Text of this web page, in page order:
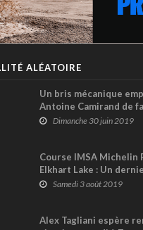
ALÉATOIRE
Un bris mécanique
Antoine Camirand de
onzième à l'Autodrome
Dimanche 30 juin 2019
Course IMSA Michelin
Elkhart Lake : Un
cœur pour les
Samedi 3 août 2019
Alex Tagliani espère